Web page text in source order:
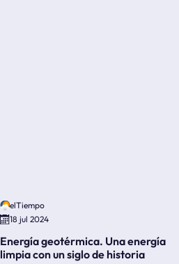
elTiempo
18 jul 2024
Energía geotérmica. Una energía
limpia con un siglo de historia